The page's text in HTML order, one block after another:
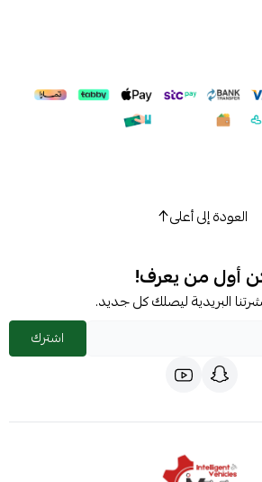
العودة إلى أعلى
أول من يعرف!
البريدية ليصلك كل جديد.
اشترك